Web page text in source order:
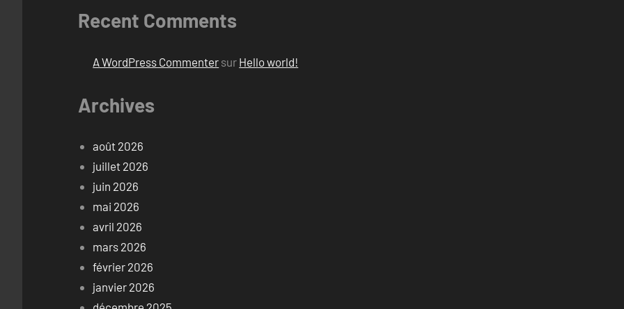
Recent Comments
A WordPress Commenter sur Hello world!
Archives
août 2026
juillet 2026
juin 2026
mai 2026
avril 2026
mars 2026
février 2026
janvier 2026